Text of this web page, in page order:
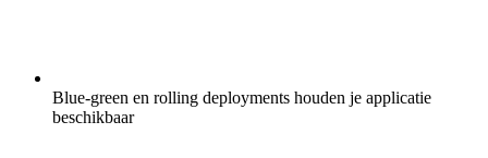
Blue-green en rolling deployments houden je applicatie
beschikbaar